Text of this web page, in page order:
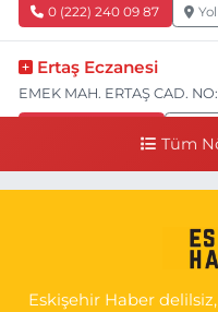
0 (222) 240 09 87
Ertaş Eczanesi
EMEK MAH. ERTAŞ CAD.
YAN SOKAĞI POLİKLİNİK
Yol
Tüm
Eskişehir Haber